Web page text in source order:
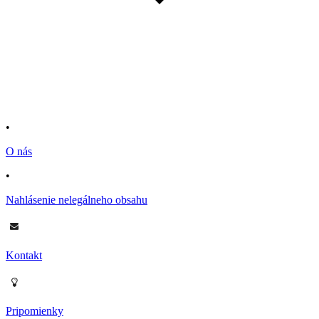
•
O nás
•
Nahlásenie nelegálneho obsahu
Kontakt
Pripomienky